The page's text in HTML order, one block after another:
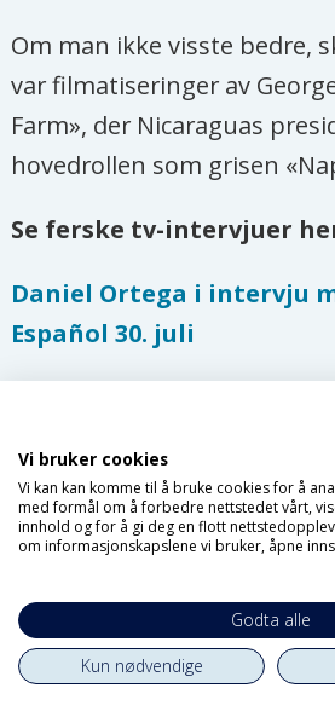
Om man ikke visste bedre,
var filmatiseringer av
Farm», der Nicaraguas
hovedrollen som grisen
Se ferske tv-intervjuer
Daniel Ortega i intervju
Español 30. juli
Daniel Ortega i intervju
MENINGER
AMERIKA
Vi bruker cookies
Vi kan kan komme til å bruke cookies for å
med formål om å forbedre nettstedet vårt,
innhold og for å gi deg en flott
om informasjonskapslene vi bruker, åpne
Godta alle
Kun nødvendige